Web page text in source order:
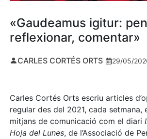
«Gaudeamus igitur:
reflexionar, comentar»
CARLES CORTÉS ORTS 29/05/
Carles Cortés Orts escriu articles
regular des del 2021, cada setmana,
mitjans de comunicació com el diari
Hoja del Lunes, de l’Associació de